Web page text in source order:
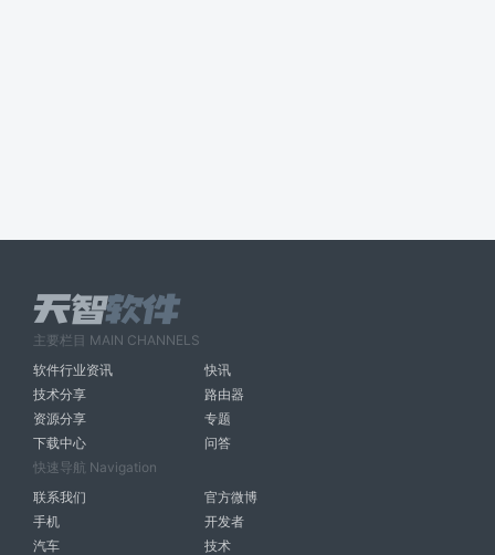
主要栏目 MAIN CHANNELS
软件行业资讯
快讯
技术分享
路由器
资源分享
专题
下载中心
问答
快速导航 Navigation
联系我们
官方微博
手机
开发者
汽车
技术